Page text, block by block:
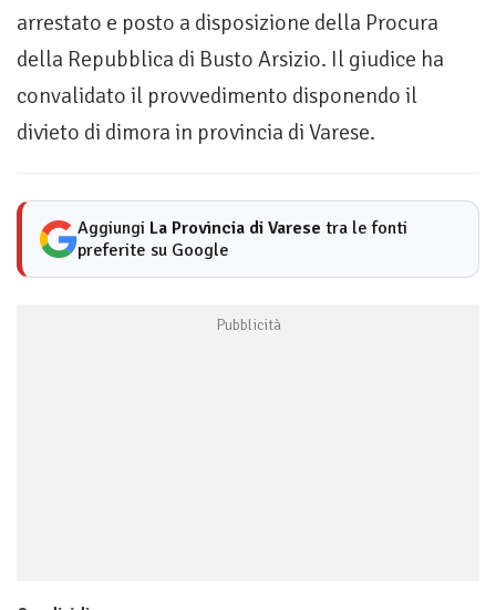
arrestato e posto a disposizione della Procura
della Repubblica di Busto Arsizio. Il giudice ha
convalidato il provvedimento disponendo il
divieto di dimora in provincia di Varese.
Aggiungi La Provincia di Varese tra le fonti
preferite su Google